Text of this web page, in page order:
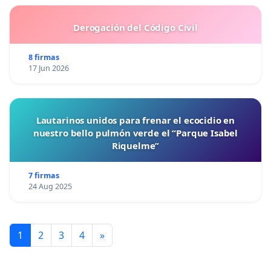
Derogación del Código Civil
8 firmas
17 Jun 2026
Lautarinos unidos para frenar el ecocidio en
nuestro bello pulmón verde el “Parque Isabel
Riquelme”
7 firmas
24 Aug 2025
1 2 3 4 »